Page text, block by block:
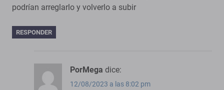
podrían arreglarlo y volverlo a subir
RESPONDER
PorMega dice:
12/08/2023 a las 8:02 pm